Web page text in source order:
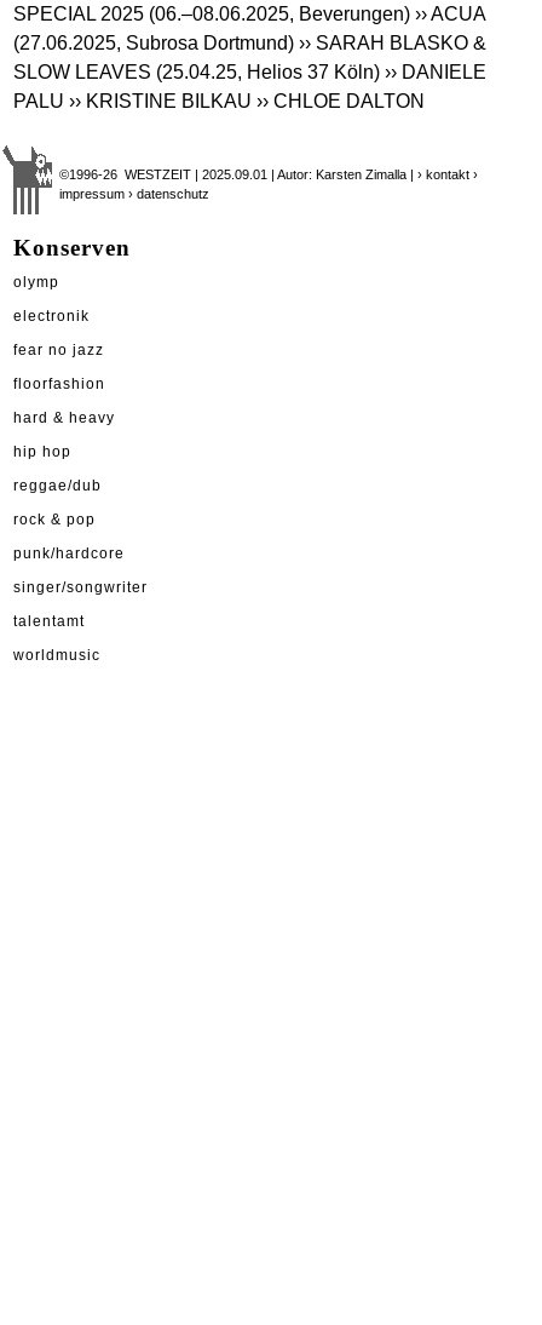
SPECIAL 2025 (06.–08.06.2025, Beverungen) ›› ACUA
(27.06.2025, Subrosa Dortmund) ›› SARAH BLASKO &
SLOW LEAVES (25.04.25, Helios 37 Köln) ›› DANIELE
PALU ›› KRISTINE BILKAU ›› CHLOE DALTON
©1996-26 WESTZEIT | 2025.09.01 | Autor: Karsten Zimalla |› kontakt ›
impressum › datenschutz
Konserven
olymp
electronik
fear no jazz
floorfashion
hard & heavy
hip hop
reggae/dub
rock & pop
punk/hardcore
singer/songwriter
talentamt
worldmusic